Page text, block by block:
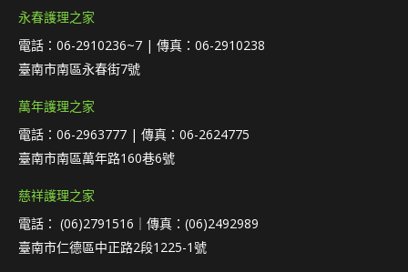
永春護理之家
電話：06-2910236~7 | 傳真：06-2910238
臺南市南區永春街7號
萬年護理之家
電話：06-2963777 | 傳真：06-2624775
臺南市南區萬年路160巷6號
慈祥護理之家
電話： (06)2791516｜傳真：(06)2492989
臺南市仁德區中正路2段1225-1號